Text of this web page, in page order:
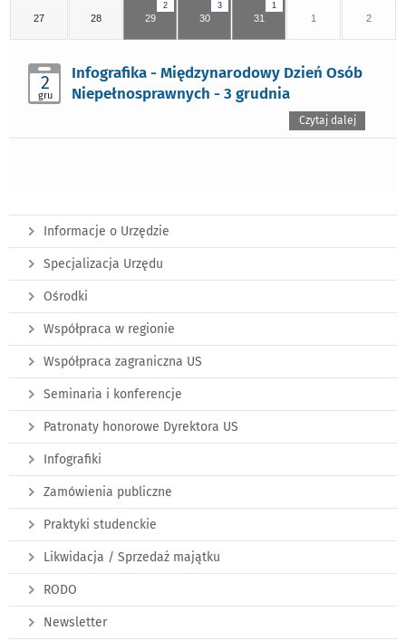
27 28
2
29
3
30
1
31 1 2
2
gru
Infografika - Międzynarodowy Dzień Osób
Niepełnosprawnych - 3 grudnia
Czytaj dalej
Informacje o Urzędzie
Specjalizacja Urzędu
Ośrodki
Współpraca w regionie
Współpraca zagraniczna US
Seminaria i konferencje
Patronaty honorowe Dyrektora US
Infografiki
Zamówienia publiczne
Praktyki studenckie
Likwidacja / Sprzedaż majątku
RODO
Newsletter